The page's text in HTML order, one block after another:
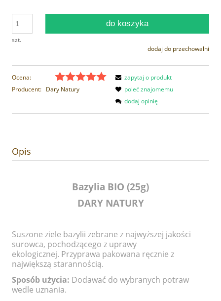
szt.
do koszyka
dodaj do przechowalni
Ocena:
Producent: Dary Natury
zapytaj o produkt
poleć znajomemu
dodaj opinię
Opis
Bazylia BIO (25g)
DARY NATURY
Suszone ziele bazylii zebrane z najwyższej jakości
surowca, pochodzącego z uprawy
ekologicznej. Przyprawa pakowana ręcznie z
największą starannością.
Sposób użycia: Dodawać do wybranych potraw
wedle uznania.